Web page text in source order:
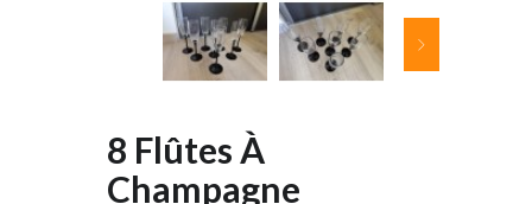
8 Flûtes À
Champagne